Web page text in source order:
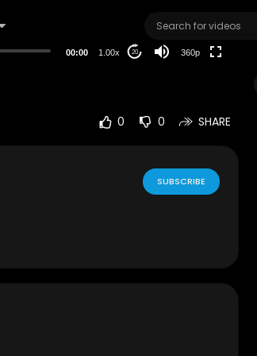
00:00 1.00x 20 360p
0 0 SHARE
SUBSCRIBE